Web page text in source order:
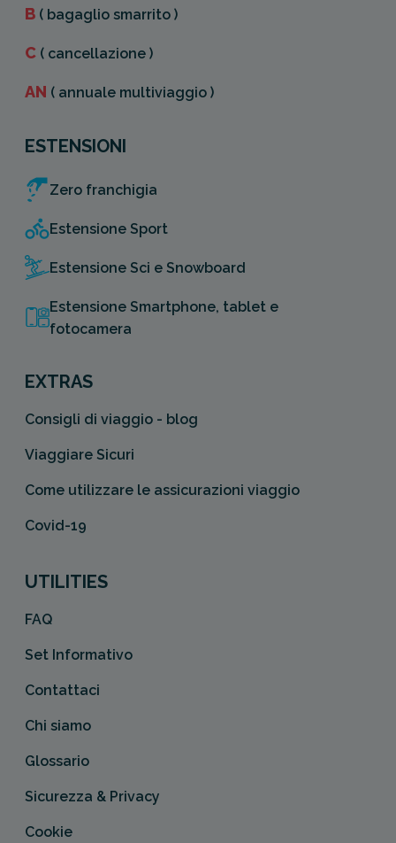
B ( bagaglio smarrito )
C ( cancellazione )
AN ( annuale multiviaggio )
ESTENSIONI
Zero franchigia
Estensione Sport
Estensione Sci e Snowboard
Estensione Smartphone, tablet e
fotocamera
EXTRAS
Consigli di viaggio - blog
Viaggiare Sicuri
Come utilizzare le assicurazioni viaggio
Covid-19
UTILITIES
FAQ
Set Informativo
Contattaci
Chi siamo
Glossario
Sicurezza & Privacy
Cookie